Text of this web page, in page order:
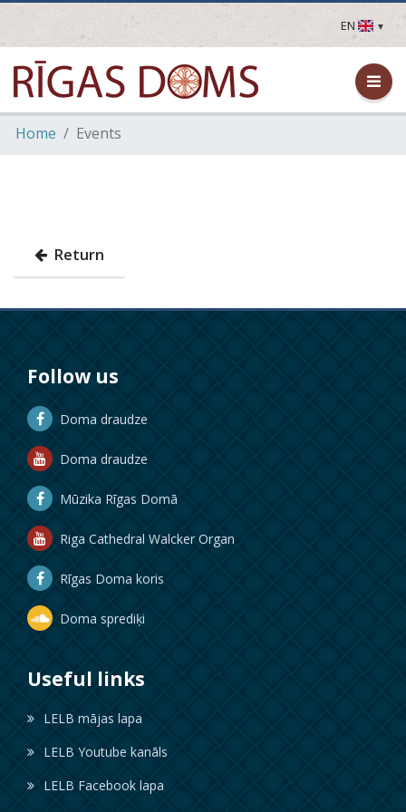
EN
LV
EN
DE
FR
Home Events
Return
Follow us
Doma draudze
Doma draudze
Mūzika Rīgas Domā
Riga Cathedral Walcker Organ
Rīgas Doma koris
Doma sprediķi
Useful links
LELB mājas lapa
LELB Youtube kanāls
LELB Facebook lapa